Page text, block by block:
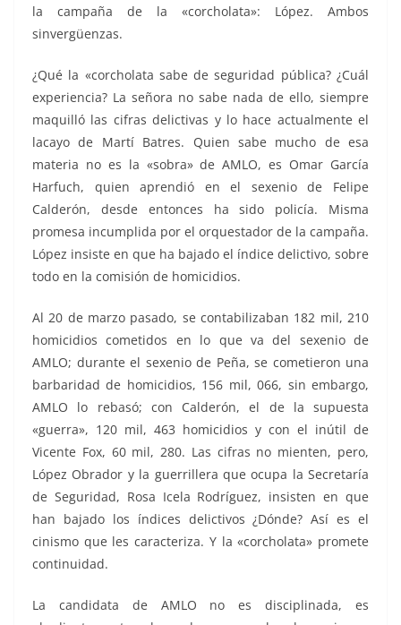
la campaña de la «corcholata»: López. Ambos
sinvergüenzas.
¿Qué la «corcholata sabe de seguridad pública? ¿Cuál
experiencia? La señora no sabe nada de ello, siempre
maquilló las cifras delictivas y lo hace actualmente el
lacayo de Martí Batres. Quien sabe mucho de esa
materia no es la «sobra» de AMLO, es Omar García
Harfuch, quien aprendió en el sexenio de Felipe
Calderón, desde entonces ha sido policía. Misma
promesa incumplida por el orquestador de la campaña.
López insiste en que ha bajado el índice delictivo, sobre
todo en la comisión de homicidios.
Al 20 de marzo pasado, se contabilizaban 182 mil, 210
homicidios cometidos en lo que va del sexenio de
AMLO; durante el sexenio de Peña, se cometieron una
barbaridad de homicidios, 156 mil, 066, sin embargo,
AMLO lo rebasó; con Calderón, el de la supuesta
«guerra», 120 mil, 463 homicidios y con el inútil de
Vicente Fox, 60 mil, 280. Las cifras no mienten, pero,
López Obrador y la guerrillera que ocupa la Secretaría
de Seguridad, Rosa Icela Rodríguez, insisten en que
han bajado los índices delictivos ¿Dónde? Así es el
cinismo que les caracteriza. Y la «corcholata» promete
continuidad.
La candidata de AMLO no es disciplinada, es